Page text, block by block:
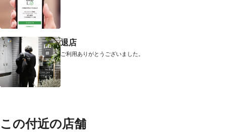
退店
ご利用ありがとうございました。
この付近の店舗